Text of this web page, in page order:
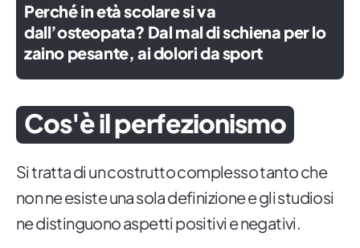
Perché in età scolare si va
dall’osteopata? Dal mal di schiena per lo
zaino pesante, ai dolori da sport
Cos'è il perfezionismo
Si tratta di un costrutto complesso tanto che
non ne esiste una sola definizione e gli studiosi
ne distinguono aspetti positivi e negativi.